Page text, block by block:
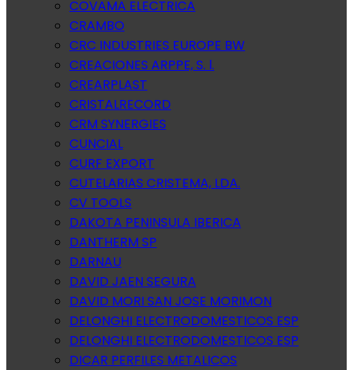
COVAMA ELECTRICA
CRAMBO
CRC INDUSTRIES EUROPE BW
CREACIONES ARPPE, S. l.
CREARPLAST
CRISTALRECORD
CRM SYNERGIES
CUNCIAL
CURF EXPORT
CUTELARIAS CRISTEMA, LDA.
CV TOOLS
DAKOTA PENINSULA IBERICA
DANTHERM SP
DARNAU
DAVID JAEN SEGURA
DAVID MORI SAN JOSE MORIMON
DELONGHI ELECTRODOMESTICOS ESP
DELONGHI ELECTRODOMESTICOS ESP
DICAR PERFILES METALICOS